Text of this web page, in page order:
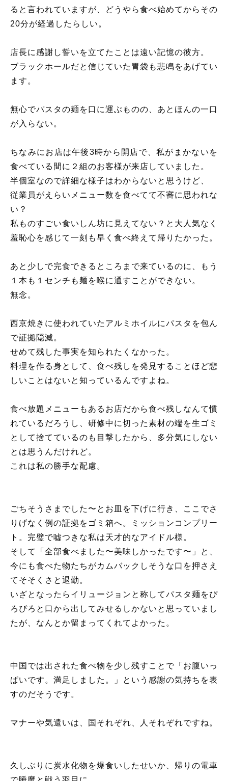
ると言われていますが、どうやら食べ始めてからその
20分が経過したらしい。
店長に感謝し誓いを立てたことは遠い記憶の彼方。
ブラックホールだと信じていた胃袋も悲鳴をあげてい
ます。
無心でパスタの麺を口に運ぶものの、あとほんの一口
が入らない。
ちなみにお店は午後3時から開店で、私がまかないを
食べている間に２組のお客様が来店していました。
半個室なので詳細な様子はわからないと思うけど、
従業員がえらいメニュー数を食べてて不審に思われな
い？
私ものすごい食いしん坊に見えてない？と大人気なく
羞恥心を感じて一刻も早く食べ終えて帰りたかった。
あと少しで完食できるところまで来ているのに、もう
１本も１センチも麺を喉に通すことができない。
無念。
西京焼きに使われていたアルミホイルにパスタを包ん
で証拠隠滅。
せめて残した事実を知られたくなかった。
料理を作る身として、食べ残しを発見することほど悲
しいことはないと知っているんですよね。
食べ放題メニューもあるお店だから食べ残しなんて慣
れているだろうし、研修中に切った素材の端を生ゴミ
として捨てているのも目撃したから、多分気にしない
とは思うんだけれど。
これは私の勝手な配慮。
ごちそうさまでした〜とお皿を下げに行き、ここでさ
りげなく例の証拠をゴミ箱へ。ミッションコンプリー
ト。完璧で嘘つきな私は天才的なアイドル様。
そして「全部食べました〜美味しかったです〜」と、
今にも食べた物たちがカムバックしそうな口を押さえ
てそそくさと退勤。
いざとなったらイリュージョンと称してパスタ麺をぴ
ろぴろと口から出してみせるしかないと思っていまし
たが、なんとか留まってくれてよかった。
中国では出された食べ物を少し残すことで「お腹いっ
ぱいです。満足しました。」という感謝の気持ちを表
すのだそうです。
マナーや気遣いは、国それぞれ、人それぞれですね。
久しぶりに炭水化物を爆食いしたせいか、帰りの電車